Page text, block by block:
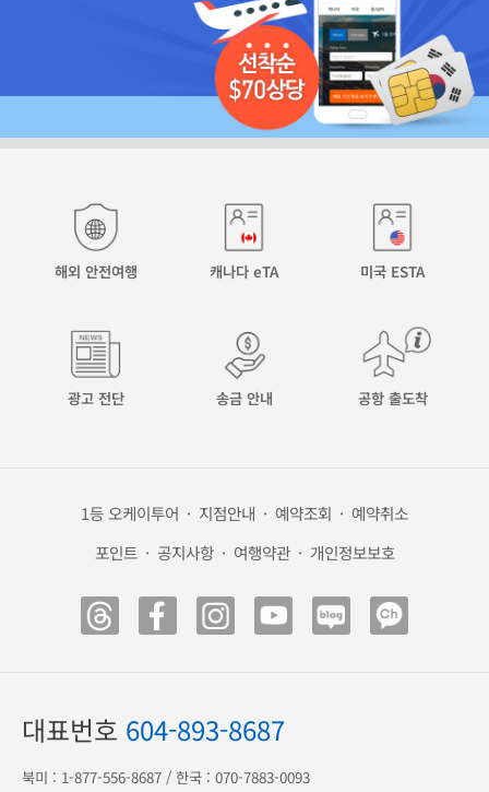
해외 안전여행 캐나다 eTA 미국 ESTA
광고 전단 송금 안내 공항 출도착
1등 오케이투어 · 지점안내 · 예약조회 · 예약취소
포인트 · 공지사항 · 여행약관 · 개인정보보호
대표번호 604-893-8687
북미 : 1-877-556-8687 / 한국 : 070-7883-0093